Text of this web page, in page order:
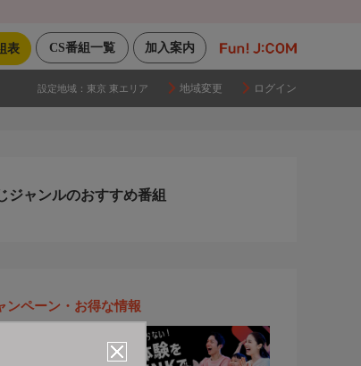
加入案内
CS番組一覧
表
設定地域： 東京 東エリア 地域変更 ログイン
ジャンルのおすすめ番組
ンペーン・お得な情報